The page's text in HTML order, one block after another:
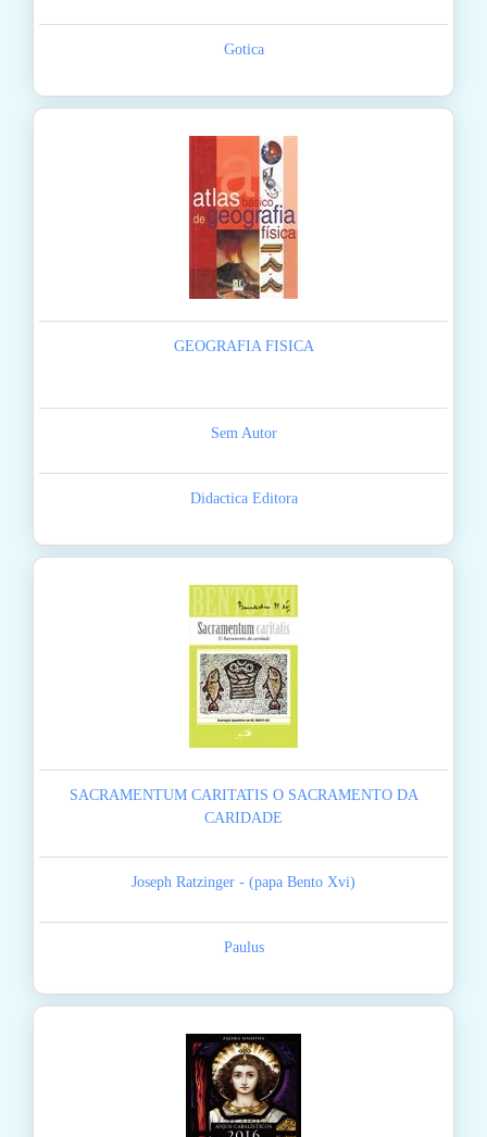
Gotica
GEOGRAFIA FISICA
Sem Autor
Didactica Editora
SACRAMENTUM CARITATIS O SACRAMENTO DA
CARIDADE
Joseph Ratzinger - (papa Bento Xvi)
Paulus